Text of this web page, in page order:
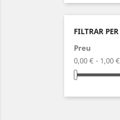
FILTRAR PER
Preu
0,00 € - 1,00 €